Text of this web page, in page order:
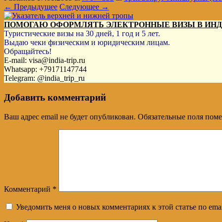
← Предыдущее Следующее →
ПОМОГАЮ ОФОРМЛЯТЬ ЭЛЕКТРОННЫЕ ВИЗЫ В
Туристические визы на 30 дней, 1 год и 5 лет.
Выдаю чеки физическим и юридическим лицам.
Обращайтесь!
E-mail: visa@india-trip.ru
Whatsapp: +79171147744
Telegram: @india_trip_ru
Добавить комментарий
Ваш адрес email не будет опубликован. Обязательные поля
Комментарий *
Уведомить меня о новых комментариях к этой статье по